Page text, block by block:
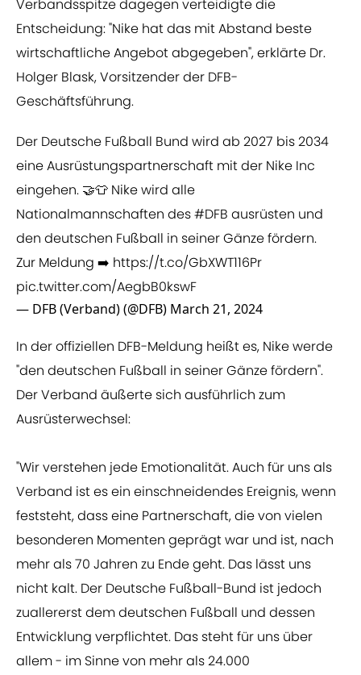
Verbandsspitze dagegen verteidigte die
Entscheidung: "Nike hat das mit Abstand beste
wirtschaftliche Angebot abgegeben", erklärte Dr.
Holger Blask, Vorsitzender der DFB-
Geschäftsführung.
Der Deutsche Fußball Bund wird ab 2027 bis 2034
eine Ausrüstungspartnerschaft mit der Nike Inc
eingehen. 🤝👕 Nike wird alle
Nationalmannschaften des#DFB ausrüsten und
den deutschen Fußball in seiner Gänze fördern.
Zur Meldung ➡️ https://t.co/GbXWT116Pr
pic.twitter.com/AegbB0kswF
— DFB (Verband) (@DFB) March 21, 2024
In der offiziellen DFB-Meldung heißt es, Nike werde
"den deutschen Fußball in seiner Gänze fördern".
Der Verband äußerte sich ausführlich zum
Ausrüsterwechsel:
"Wir verstehen jede Emotionalität. Auch für uns als
Verband ist es ein einschneidendes Ereignis, wenn
feststeht, dass eine Partnerschaft, die von vielen
besonderen Momenten geprägt war und ist, nach
mehr als 70 Jahren zu Ende geht. Das lässt uns
nicht kalt. Der Deutsche Fußball-Bund ist jedoch
zuallererst dem deutschen Fußball und dessen
Entwicklung verpflichtet. Das steht für uns über
allem - im Sinne von mehr als 24.000